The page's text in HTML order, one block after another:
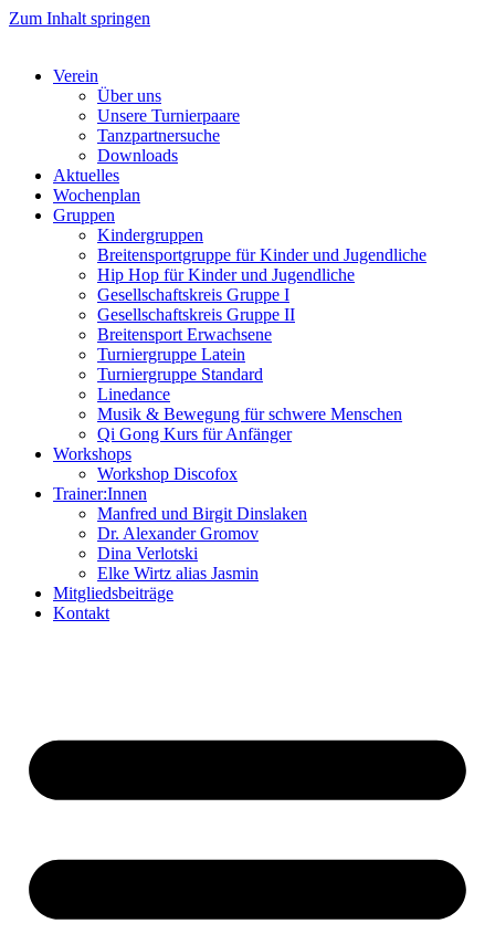
Zum Inhalt springen
Verein
Über uns
Unsere Turnierpaare
Tanzpartnersuche
Downloads
Aktuelles
Wochenplan
Gruppen
Kindergruppen
Breitensportgruppe für Kinder und Jugendliche
Hip Hop für Kinder und Jugendliche​
Gesellschaftskreis Gruppe I
Gesellschaftskreis Gruppe II
Breitensport Erwachsene
Turniergruppe Latein
Turniergruppe Standard
Linedance
Musik & Bewegung für schwere Menschen​
Qi Gong Kurs für Anfänger
Workshops
Workshop Discofox
Trainer:Innen
Manfred und Birgit Dinslaken
Dr. Alexander Gromov
Dina Verlotski
Elke Wirtz alias Jasmin
Mitgliedsbeiträge
Kontakt